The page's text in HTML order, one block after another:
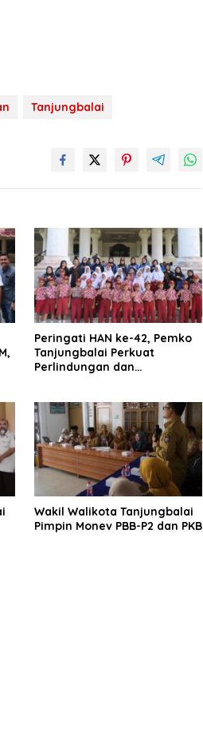
Tanjungbalai
Peringati HAN ke-42, Pemko
Tanjungbalai Perkuat
Perlindungan dan
Wakil Walikota Tanjungbalai
Pimpin Monev PBB-P2 dan PKB